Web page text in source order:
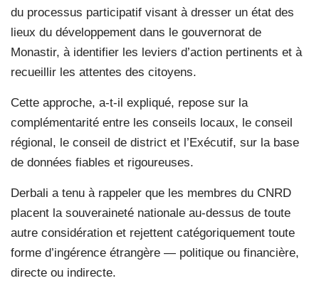
du processus participatif visant à dresser un état des
lieux du développement dans le gouvernorat de
Monastir, à identifier les leviers d’action pertinents et à
recueillir les attentes des citoyens.
Cette approche, a-t-il expliqué, repose sur la
complémentarité entre les conseils locaux, le conseil
régional, le conseil de district et l’Exécutif, sur la base
de données fiables et rigoureuses.
Derbali a tenu à rappeler que les membres du CNRD
placent la souveraineté nationale au-dessus de toute
autre considération et rejettent catégoriquement toute
forme d’ingérence étrangère — politique ou financière,
directe ou indirecte.